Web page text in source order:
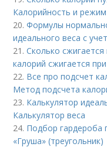
Калорийность и
20.Формулы
идеального веса с
21.Сколько
калорий сжигается
22. Все про подсчет
Метод подсчета
23. Калькулятор
Калькулятор веса
24. Подбор гардероба
«Груша» (треугольник)